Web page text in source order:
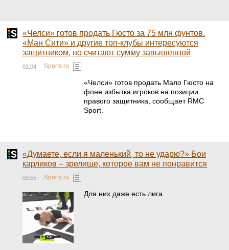
«Челси» готов продать Гюсто за 75 млн фунтов.
«Ман Сити» и другие топ-клубы интересуются
защитником, но считают сумму завышенной
01:04 Sports.ru
«Челси» готов продать Мало Гюсто на
фоне избытка игроков на позиции
правого защитника, сообщает RMC
Sport.
«Думаете, если я маленький, то не ударю?» Бои
карликов – зрелище, которое вам не понравится
00:55 Sports.ru
Для них даже есть лига.